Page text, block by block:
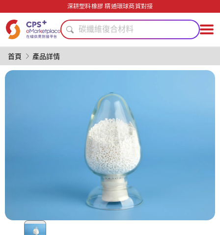
深耕塑料橡膠 精通環球商貿對接
精密注塑
安全包裝技術
碳纖維復合材料
PVC
PET
自動化
模具
精密注塑
安全包裝技術
碳纖維復合材料
PVC
綠色成型方案
PET
環境友好
首頁 產品詳情